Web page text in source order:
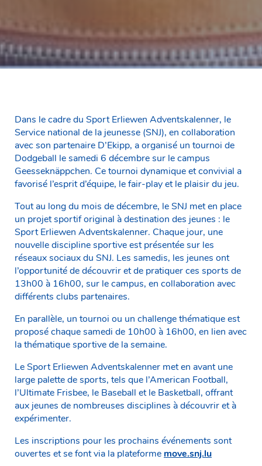
Dans le cadre du Sport Erliewen Adventskalenner, le
Service national de la jeunesse (SNJ), en collaboration
avec son partenaire D’Ekipp, a organisé un tournoi de
Dodgeball le samedi 6 décembre sur le campus
Geesseknäppchen. Ce tournoi dynamique et convivial a
favorisé l’esprit d’équipe, le fair-play et le plaisir du jeu.
Tout au long du mois de décembre, le SNJ met en place
un projet sportif original à destination des jeunes : le
Sport Erliewen Adventskalenner. Chaque jour, une
nouvelle discipline sportive est présentée sur les
réseaux sociaux du SNJ. Les samedis, les jeunes ont
l’opportunité de découvrir et de pratiquer ces sports de
13h00 à 16h00, sur le campus, en collaboration avec
différents clubs partenaires.
En parallèle, un tournoi ou un challenge thématique est
proposé chaque samedi de 10h00 à 16h00, en lien avec
la thématique sportive de la semaine.
Le Sport Erliewen Adventskalenner met en avant une
large palette de sports, tels que l’American Football,
l’Ultimate Frisbee, le Baseball et le Basketball, offrant
aux jeunes de nombreuses disciplines à découvrir et à
expérimenter.
Les inscriptions pour les prochains événements sont
ouvertes et se font via la plateforme move.snj.lu